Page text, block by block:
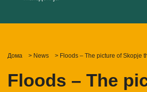
Дома > News > Floods – The picture of Skopje
Floods – The